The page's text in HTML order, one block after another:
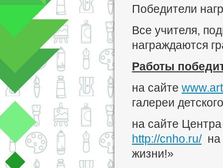
Победители
Все учителя,
награждаются
Работы
на сайте
галереи
на сайте
http://cnho.ru/на
жизни!»